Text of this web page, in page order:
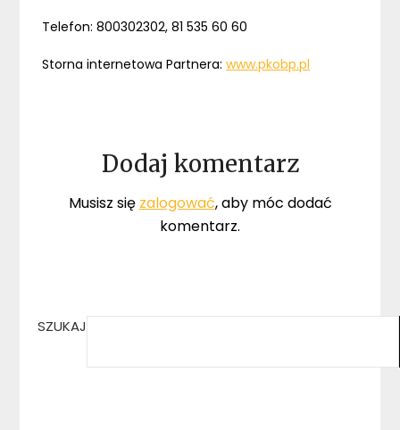
Telefon: 800302302, 81 535 60 60
Storna internetowa Partnera:www.pkobp.pl
Dodaj komentarz
Musisz się zalogować, aby móc dodać
komentarz.
SZUKAJ